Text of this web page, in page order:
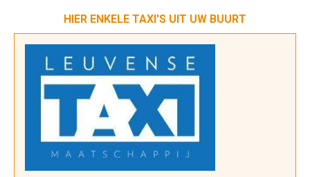
HIER ENKELE TAXI'S UIT UW BUURT